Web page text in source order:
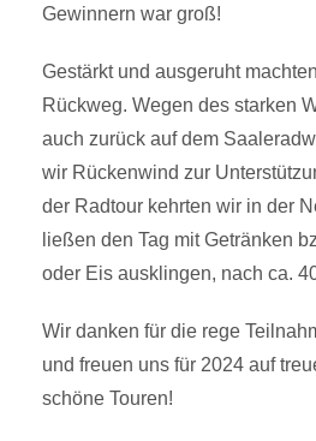
Gewinnern war groß!
Gestärkt und ausgeruht
Rückweg. Wegen des starken
auch zurück auf dem
wir Rückenwind zur
der Radtour kehrten wir in der
ließen den Tag mit Getränken
oder Eis ausklingen, nach ca.
Wir danken für die rege
und freuen uns für 2024 auf
schöne Touren!